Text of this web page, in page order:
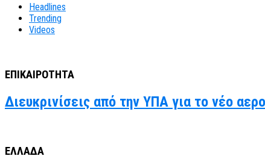
Headlines
Trending
Videos
ΕΠΙΚΑΙΡΟΤΗΤΑ
Διευκρινίσεις από την ΥΠΑ για το νέο
ΕΛΛΑΔΑ